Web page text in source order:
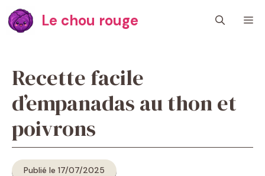
Aller
au
contenu
Le chou rouge
Recette facile
d’empanadas au thon et
poivrons
Publié le 17/07/2025